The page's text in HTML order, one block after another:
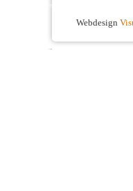
Webdesign